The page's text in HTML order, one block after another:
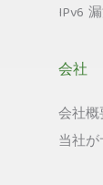
IPv6
会社
会社概
当社